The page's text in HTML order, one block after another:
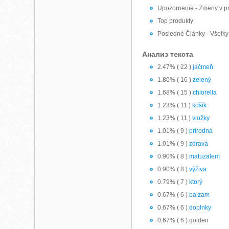
Upozornenie - Zmeny v
Top produkty
Posledné Články -
Анализ текста
2.47% ( 22 )jačmeň
1.80% ( 16 )zelený
1.68% ( 15 )chlorella
1.23% ( 11 ) košík
1.23% ( 11 )vložky
1.01% ( 9 )prírodná
1.01% ( 9 )zdravá
0.90% ( 8 )matuzalem
0.90% ( 8 )výživa
0.79% ( 7 ) ktorý
0.67% ( 6 ) balzam
0.67% ( 6 )doplnky
0.67% ( 6 ) golden